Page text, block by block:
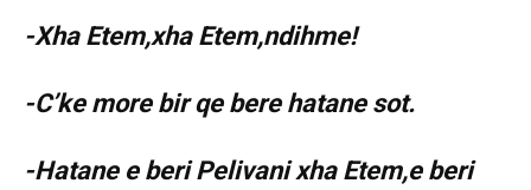
-Xha Etem,xha Etem,ndihme!
-C’ke more bir qe bere hatane sot.
-Hatane e beri Pelivani xha Etem,e beri